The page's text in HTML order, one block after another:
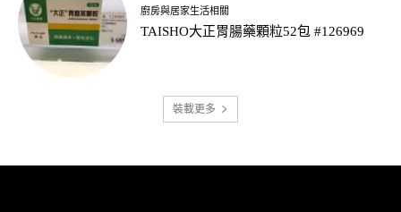
廚房與居家生活相關
TAISHO大正胃腸藥顆粒52包 #126969
裝載更多